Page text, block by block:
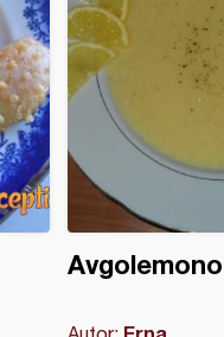
Avgolemono